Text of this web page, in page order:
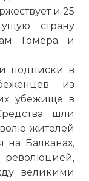
и 25
страну
Гомера и
подписки в
из
убежище в
шли
жителей
на Балканах,
великими